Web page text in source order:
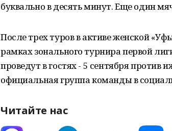
буквально в десять минут. Еще один
После трех туров в активе женской
рамках зонального турнира первой
проведут в гостях - 5 сентября против
официальная группа команды в
Читайте нас